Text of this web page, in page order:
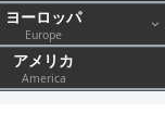
ヨーロッパ
Europe
アメリカ
America